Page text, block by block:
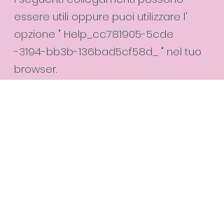
essere utili oppure puoi utilizzare l'
opzione " Help_cc781905-5cde
-3194-bb3b-136bad5cf58d_ " nel tuo
browser.